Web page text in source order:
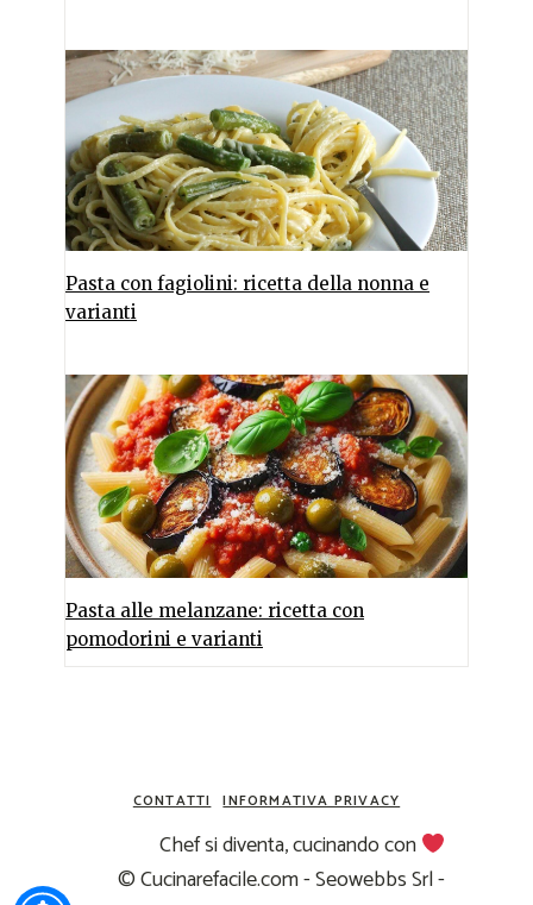
Pasta con fagiolini: ricetta della nonna e
varianti
Pasta alle melanzane: ricetta con
pomodorini e varianti
CONTATTI INFORMATIVA PRIVACY
Chef si diventa, cucinando con
© Cucinarefacile.com - Seowebbs Srl -